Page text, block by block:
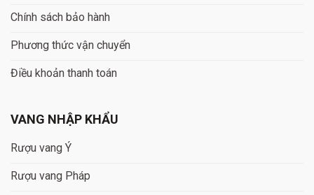
Chính sách bảo hành
Phương thức vận chuyển
Điều khoản thanh toán
VANG NHẬP KHẨU
Rượu vang Ý
Rượu vang Pháp